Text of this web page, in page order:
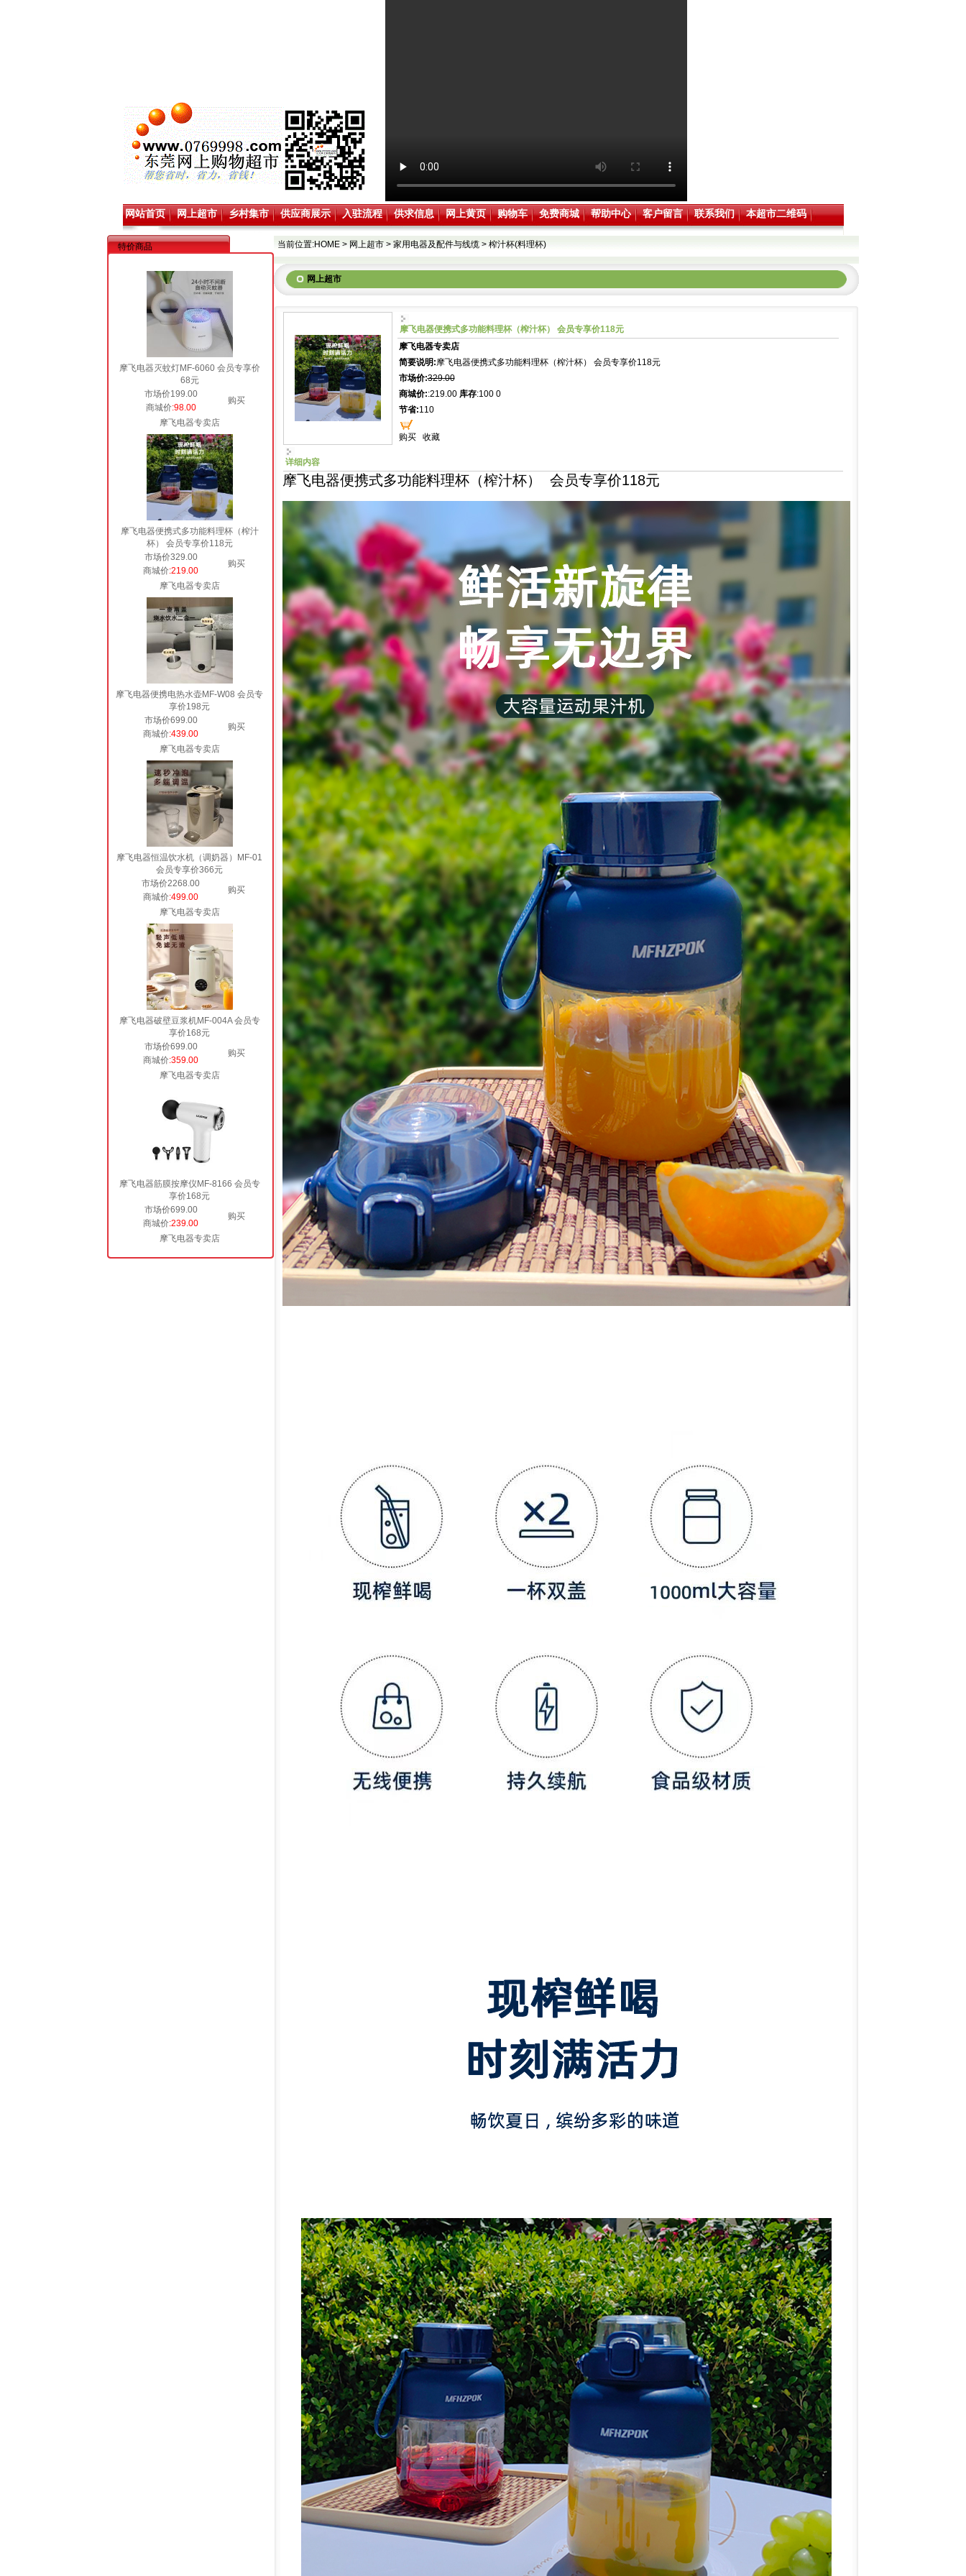
网站首页 网上超市 乡村集市 供应商展示 入驻流程 供求信息 网上黄页 购物车 免费商城 帮助中心 客户留言 联系我们 本超市二维码
特价商品
摩飞电器灭蚊灯MF-6060 会员专享价
68元
市场价199.00
购买
商城价:98.00
摩飞电器专卖店
摩飞电器便携式多功能料理杯（榨汁
杯） 会员专享价118元
市场价329.00
购买
商城价:219.00
摩飞电器专卖店
摩飞电器便携电热水壶MF-W08 会员专
享价198元
市场价699.00
购买
商城价:439.00
摩飞电器专卖店
摩飞电器恒温饮水机（调奶器）MF-01
会员专享价366元
市场价2268.00
购买
商城价:499.00
摩飞电器专卖店
摩飞电器破壁豆浆机MF-004A 会员专
享价168元
市场价699.00
购买
商城价:359.00
摩飞电器专卖店
摩飞电器筋膜按摩仪MF-8166 会员专
享价168元
市场价699.00
购买
商城价:239.00
摩飞电器专卖店
当前位置:HOME > 网上超市 > 家用电器及配件与线缆 > 榨汁杯(料理杯)
网上超市
摩飞电器便携式多功能料理杯（榨汁杯） 会员专享价118元
摩飞电器专卖店
简要说明:摩飞电器便携式多功能料理杯（榨汁杯） 会员专享价118元
市场价:329.00
商城价::219.00 库存:100 0
节省:110
购买 收藏
详细内容
摩飞电器便携式多功能料理杯（榨汁杯） 会员专享价118元